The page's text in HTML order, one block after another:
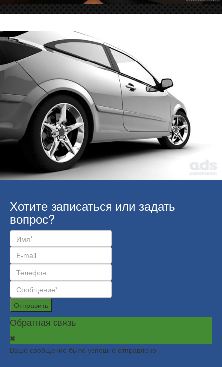
Хотите записаться или задать
вопрос?
Отправить
Обратная связь
Ваше сообщение было успешно отправлено